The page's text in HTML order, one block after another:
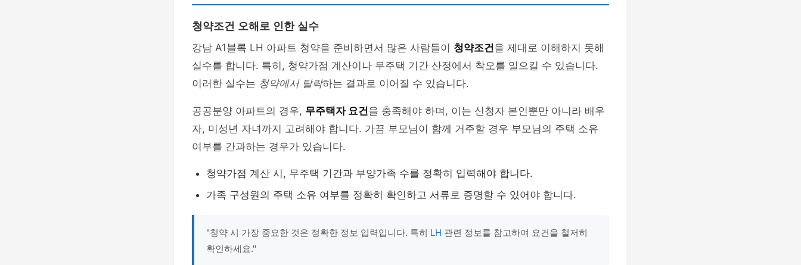
청약조건 오해로 인한 실수
강남 A1블록 LH 아파트 청약을 준비하면서 많은 사람들이 청약조건을 제대로 이해하지 못해
실수를 합니다. 특히, 청약가점 계산이나 무주택 기간 산정에서 착오를 일으킬 수 있습니다.
이러한 실수는 청약에서 탈락하는 결과로 이어질 수 있습니다.
공공분양 아파트의 경우, 무주택자 요건을 충족해야 하며, 이는 신청자 본인뿐만 아니라 배우
자, 미성년 자녀까지 고려해야 합니다. 가끔 부모님이 함께 거주할 경우 부모님의 주택 소유
여부를 간과하는 경우가 있습니다.
청약가점 계산 시, 무주택 기간과 부양가족 수를 정확히 입력해야 합니다.
가족 구성원의 주택 소유 여부를 정확히 확인하고 서류로 증명할 수 있어야 합니다.
"청약 시 가장 중요한 것은 정확한 정보 입력입니다. 특히 LH 관련 정보를 참고하여 요건을 철저히
확인하세요."